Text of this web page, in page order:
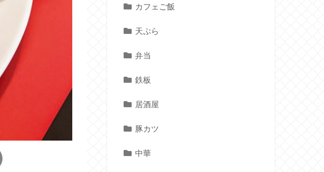
カフェご飯
天ぷら
弁当
鉄板
居酒屋
豚カツ
中華